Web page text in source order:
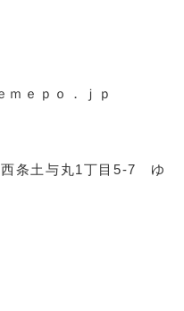
ｍｅｐｏ．ｊｐ
条土与丸1丁目5-7 ゆ